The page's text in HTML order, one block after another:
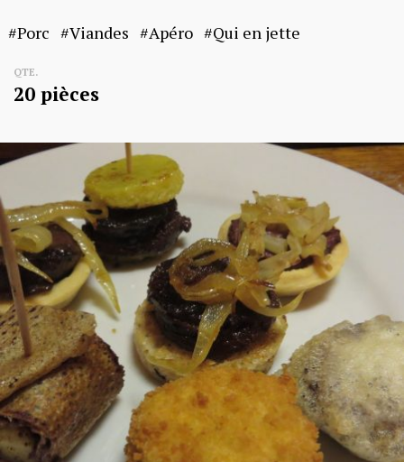
Porc Viandes Apéro Qui en jette
QTE.
20 pièces